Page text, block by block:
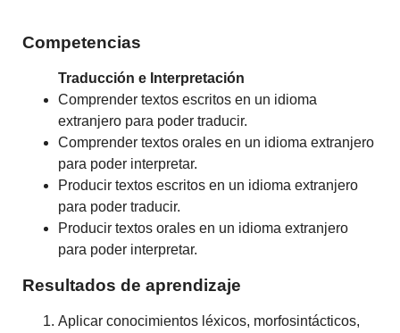
Competencias
Traducción e Interpretación
Comprender textos escritos en un idioma
extranjero para poder traducir.
Comprender textos orales en un idioma extranjero
para poder interpretar.
Producir textos escritos en un idioma extranjero
para poder traducir.
Producir textos orales en un idioma extranjero
para poder interpretar.
Resultados de aprendizaje
Aplicar conocimientos léxicos, morfosintácticos,